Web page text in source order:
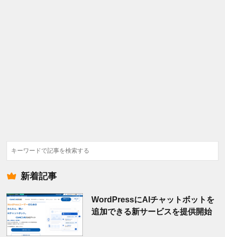
検
索
新着記事
WordPressにAIチャットボットを
追加できる新サービスを提供開始